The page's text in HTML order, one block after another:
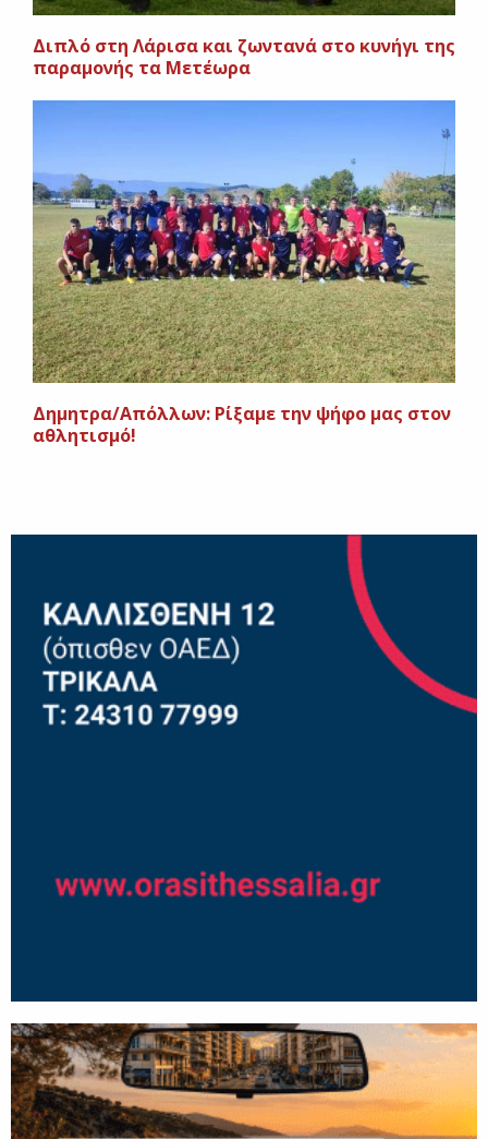
Διπλό στη Λάρισα και ζωντανά στο κυνήγι της
παραμονής τα Μετέωρα
Δημητρα/Απόλλων: Ρίξαμε την ψήφο μας στον
αθλητισμό!